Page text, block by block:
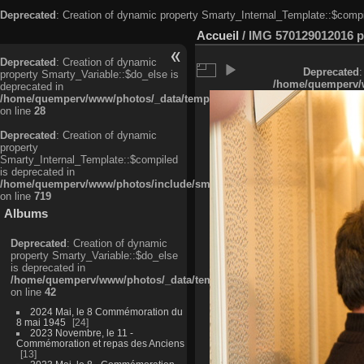
Deprecated: Creation of dynamic property
Deprecated: Creation of dynamic
property Smarty_Variable::$do_else is
deprecated in
/home/quemperv/www/photos/_data/templates_c/
on line 28
Deprecated: Creation of dynamic
property
Smarty_Internal_Template::$compiled
is deprecated in
/home/quemperv/www/photos/include/smarty/libs/sysplugins/
on line 719
Albums
Deprecated: Creation of dynamic
property Smarty_Variable::$do_else
is deprecated in
/home/quemperv/www/photos/_data/templates_c/
on line 42
2024 Mai, le 8 Commémoration du
8 mai 1945
24
2023 Novembre, le 11 -
Commémoration et repas des Anciens
13
Accueil / IMG 570129012016
Deprecated
/home/